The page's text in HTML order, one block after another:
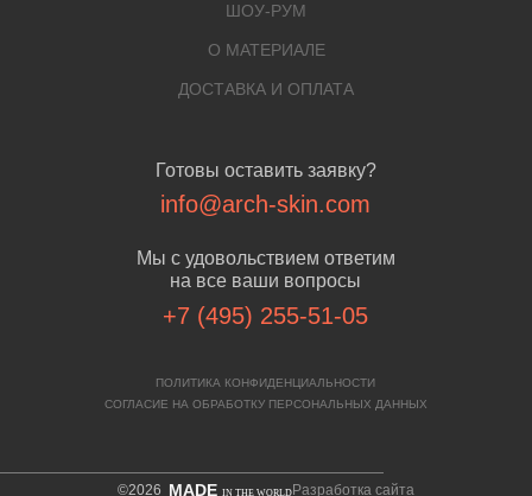
Готовы оставить заявку?
info@arch-skin.com
Мы с удовольствием ответим
на все ваши вопросы
+7 (495) 255-51-05
ПОЛИТИКА КОНФИДЕНЦИАЛЬНОСТИ
СОГЛАСИЕ НА ОБРАБОТКУ ПЕРСОНАЛЬНЫХ ДАННЫХ
ШОУ-РУМ
О МАТЕРИАЛЕ
ДОСТАВКА И ОПЛАТА
©2026 MADE IN THE WORLDРазработка сайта